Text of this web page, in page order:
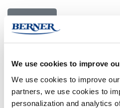
We use cookies to improve
We use cookies to improve
partners, we use cookies to
personalization and analytics
Lue lisää …